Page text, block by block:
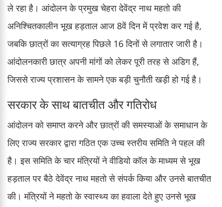
ले रहा है। आंदोलन के प्रमुख चेहरा देवेंद्र नाथ महतो की
अनिश्चितकालीन भूख हड़ताल आज 8वें दिन में प्रवेश कर गई है,
जबकि छात्रों का सत्याग्रह पिछले 16 दिनों से लगातार जारी है।
आंदोलनकारी छात्र अपनी मांगों को लेकर पूरी तरह से अडिग हैं,
जिससे राज्य प्रशासन के सामने एक बड़ी चुनौती खड़ी हो गई है।
सरकार के साथ बातचीत और गतिरोध
आंदोलन को समाप्त करने और छात्रों की समस्याओं के समाधान के
लिए राज्य सरकार द्वारा गठित एक उच्च स्तरीय समिति ने पहल की
है। इस समिति के चार मंत्रियों ने वीडियो कॉल के माध्यम से भूख
हड़ताल पर बैठे देवेंद्र नाथ महतो से संपर्क किया और उनसे बातचीत
की। मंत्रियों ने महतो के स्वास्थ्य का हवाला देते हुए उनसे भूख